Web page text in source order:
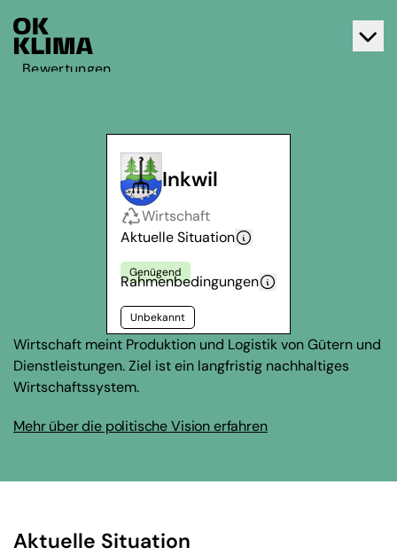
Bewertungen
Inkwil
Wirtschaft
Aktuelle Situation
Genügend
Rahmenbedingungen
Unbekannt
Wirtschaft meint Produktion und Logistik von Gütern und
Dienstleistungen. Ziel ist ein langfristig nachhaltiges
Wirtschaftssystem.
Mehr über die politische Vision erfahren
Aktuelle Situation